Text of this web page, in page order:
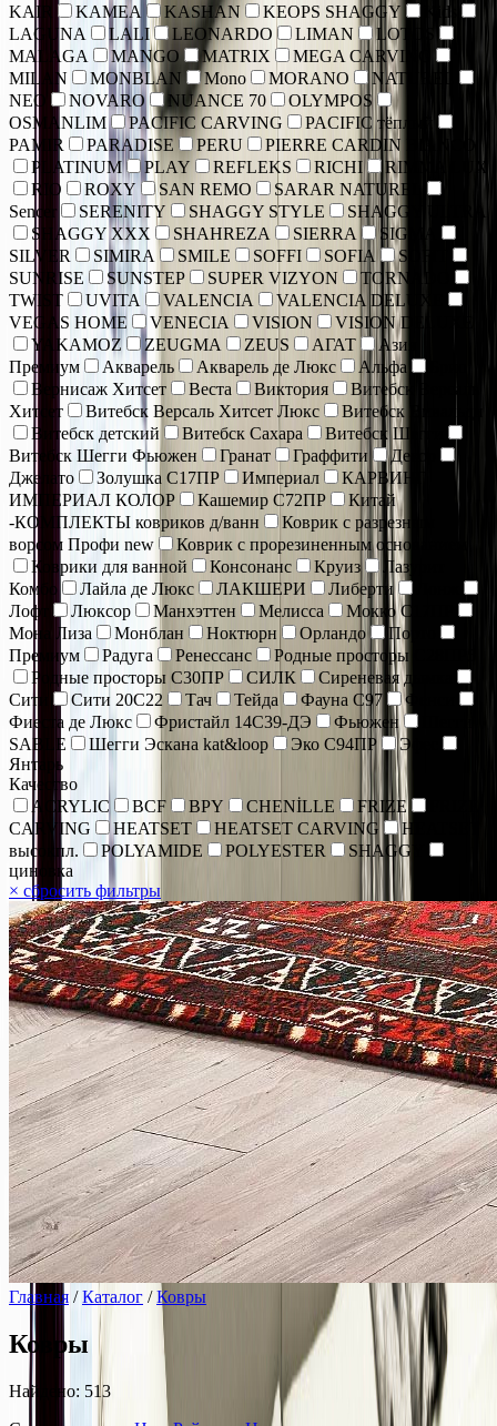
KAIR
KAMEA KASHAN KEOPS SHAGGY
Kids
LAGUNA
LALI LEONARDO LIMAN
LOTOS
MALAGA
MANGO MATRIX
MEGA CARVING
MILAN
MONBLAN Mono MORANO
NATUREL
NEO
NOVARO NUANCE 70
OLYMPOS
OSMANLIM
PACIFIC CARVING
PACIFIC тёплый
PAMIR
PARADISE PERU
PIERRE CARDIN BIANCO
PLATINUM
PLAY REFLEKS RICHI
RIMMA LUX
RIO
ROXY SAN REMO
SARAR NATUREL
Sencer
SERENITY SHAGGY STYLE
SHAGGY ULTRA
SHAGGY XXX
SHAHREZA SIERRA
SIGMA
SILVER
SIMIRA SMILE SOFFI SOFIA
SOFIT
SUNRISE
SUNSTEP SUPER VIZYON
TORNADO
TWIST
UVITA VALENCIA
VALENCIA DELUXE
VEGAS HOME
VENECIA VISION
VISION DELUXE
YAKAMOZ
ZEUGMA ZEUS АГАТ
Азия
Премиум
Акварель Акварель де Люкс Альфа
Вернисаж Хитсет
Веста Виктория
Витебск Версаль
Хитсет
Витебск Версаль Хитсет Люкс
Витебск Вивальди
Витебск детский
Витебск Сахара
Витебск Шегги
Витебск Шегги Фьюжен
Гранат Граффити
Декор
Джелато
Золушка С17ПР Империал
КАРВИНГ
ИМПЕРИАЛ КОЛОР
Кашемир С72ПР
Китай
-КОМПЛЕКТЫ ковриков д/ванн
Коврик c разрезным
ворсом Профи new
Коврик с прорезиненным основанием
Коврики для ванной
Консонанс Круиз
Лазурит
Комбо
Лайла де Люкс ЛАКШЕРИ Либерти
Лофт
Люксор Манхэттен Мелисса
Мокко С17ПР
Мона Лиза
Монблан Ноктюрн Орландо
Порто
Премиум
Радуга Ренессанс
Родные просторы С28ПР5
Родные просторы С30ПР
СИЛК
Сиреневая дымка
Сити
Сити 20С22 Тач Тейда Фауна С97
Фенси
Фиеста де Люкс
Фристайл 14С39-ДЭ Фьюжен
SABLE
Шегги Эскана kat&loop Эко С94ПР
Эфес
Янтарь
Качество
ACRYLIC
BCF BPY CHENİLLE FRIZE
CARVING
HEATSET HEATSET CARVING
HEATSET
высокпл.
POLYAMIDE POLYESTER
SHAGGY
циновка
× сбросить фильтры
Главная /Каталог /Ковры
Ковры
Найдено: 513